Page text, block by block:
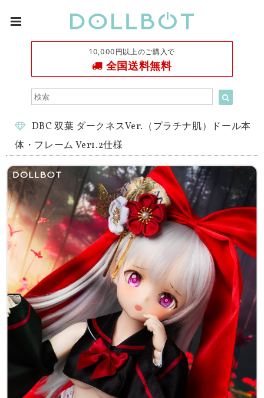
10,000円以上のご購入で
全国送料無料
DBC 双葉 ダークネスVer.（プラチナ肌）ドール本
体・フレーム Ver1.2仕様